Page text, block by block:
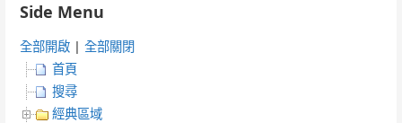
Side Menu
全部開啟 |全部關閉
首頁
搜尋
經典區域